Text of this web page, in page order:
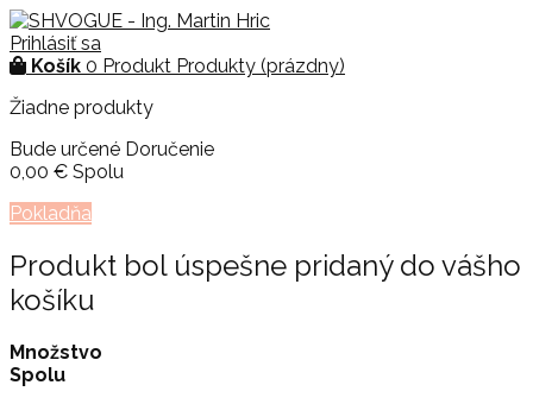
Prihlásiť sa
Košík 0 Produkt Produkty (prázdny)
Žiadne produkty
Bude určené Doručenie
0,00 € Spolu
Pokladňa
Produkt bol úspešne pridaný do vášho
košíku
Množstvo
Spolu